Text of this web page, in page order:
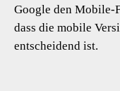
Google den Mobile-
dass die mobile
entscheidend ist.